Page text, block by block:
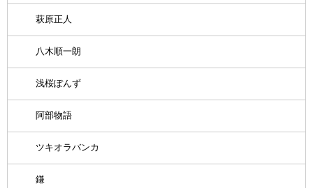
萩原正人
八木順一朗
浅桜ぽんず
阿部物語
ツキオラバンカ
鎌